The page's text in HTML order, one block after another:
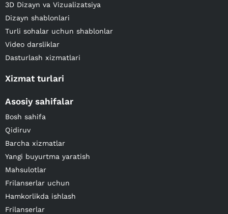
3D Dizayn va Vizualizatsiya
Dizayn shablonlari
Turli sohalar uchun shablonlar
Video darsliklar
Dasturlash xizmatlari
Xizmat turlari
Asosiy sahifalar
Bosh sahifa
Qidiruv
Barcha xizmatlar
Yangi buyurtma yaratish
Mahsulotlar
Frilanserlar uchun
Hamkorlikda ishlash
Frilanserlar